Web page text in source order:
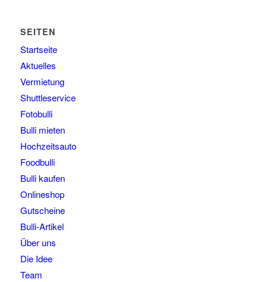
SEITEN
Startseite
Aktuelles
Vermietung
Shuttleservice
Fotobulli
Bulli mieten
Hochzeitsauto
Foodbulli
Bulli kaufen
Onlineshop
Gutscheine
Bulli-Artikel
Über uns
Die Idee
Team